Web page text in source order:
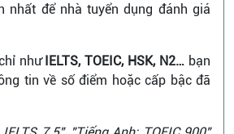
nhất để nhà tuyển dụng đánh giá
nhưIELTS, TOEIC, HSK, N2… bạn
tin về số điểm hoặc cấp bậc đã